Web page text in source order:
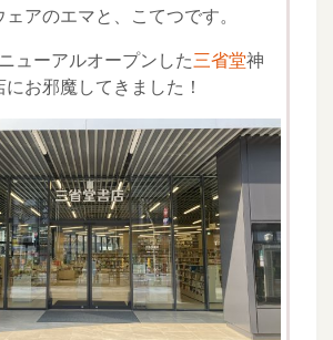
アのエマと、こてつです。
ューアルオープンした三省堂神
にお邪魔してきました！